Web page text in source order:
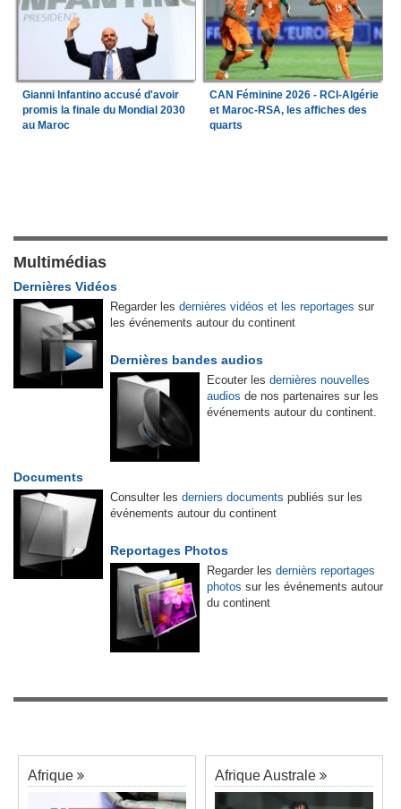
Gianni Infantino accusé d'avoir
promis la finale du Mondial 2030
au Maroc
CAN Féminine 2026 - RCI-Algérie
et Maroc-RSA, les affiches des
quarts
Multimédias
Dernières Vidéos
Regarder les dernières vidéos et les reportages sur
les événements autour du continent
Dernières bandes audios
Ecouter les dernières nouvelles
audios de nos partenaires sur les
événements autour du continent.
Documents
Consulter les derniers documents publiés sur les
événements autour du continent
Reportages Photos
Regarder les dernièrs reportages
photos sur les événements autour
du continent
Afrique Afrique Australe